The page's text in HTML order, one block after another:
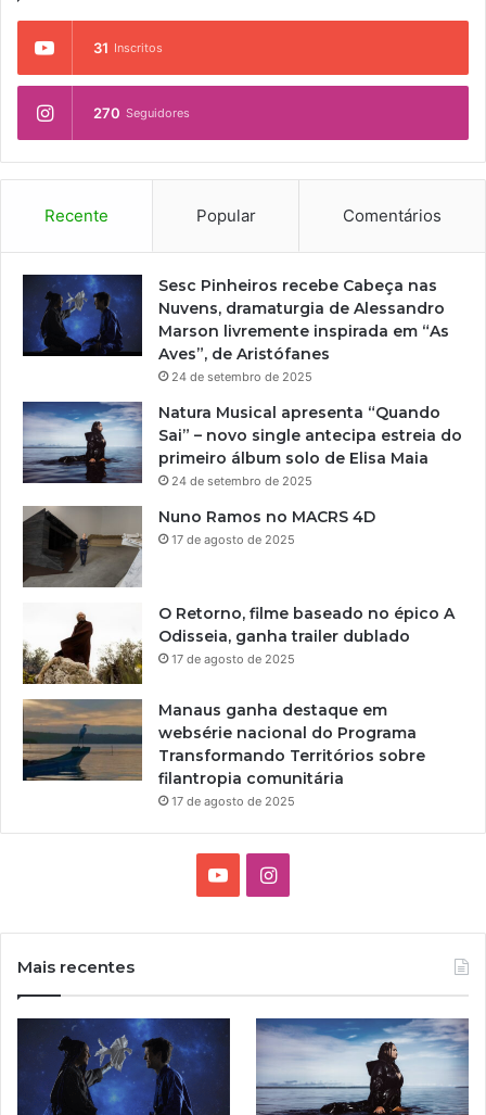
31 Inscritos
270 Seguidores
Recente Popular Comentários
Sesc Pinheiros recebe Cabeça nas
Nuvens, dramaturgia de Alessandro
Marson livremente inspirada em “As
Aves”, de Aristófanes
24 de setembro de 2025
Natura Musical apresenta “Quando
Sai” – novo single antecipa estreia do
primeiro álbum solo de Elisa Maia
24 de setembro de 2025
Nuno Ramos no MACRS 4D
17 de agosto de 2025
O Retorno, filme baseado no épico A
Odisseia, ganha trailer dublado
17 de agosto de 2025
Manaus ganha destaque em
websérie nacional do Programa
Transformando Territórios sobre
filantropia comunitária
17 de agosto de 2025
I
g
Mais recentes